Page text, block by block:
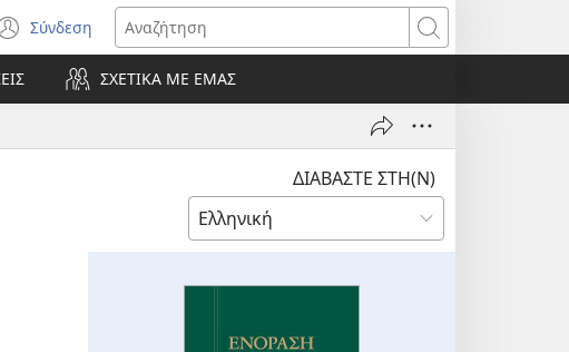
Σύνδεση
(ανοίγει
νέο
παράθυρο)
Αναζήτηση
ΣΧΕΤΙΚΑ ΜΕ ΕΜΑΣ
ΔΙΑΒΑΣΤΕ ΣΤΗ(Ν)